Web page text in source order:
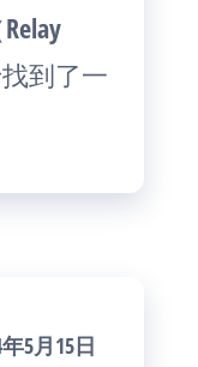
到了一
年5月15日